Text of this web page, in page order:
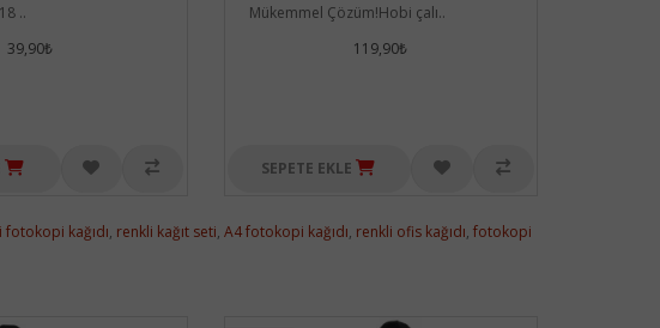
..
39,90₺
Mükemmel Çözüm!Hobi çalı..
119,90₺
SEPETE EKLE
fotokopi kağıdı, renkli kağıt seti, A4 fotokopi kağıdı, renkli ofis kağıdı, fotokopi